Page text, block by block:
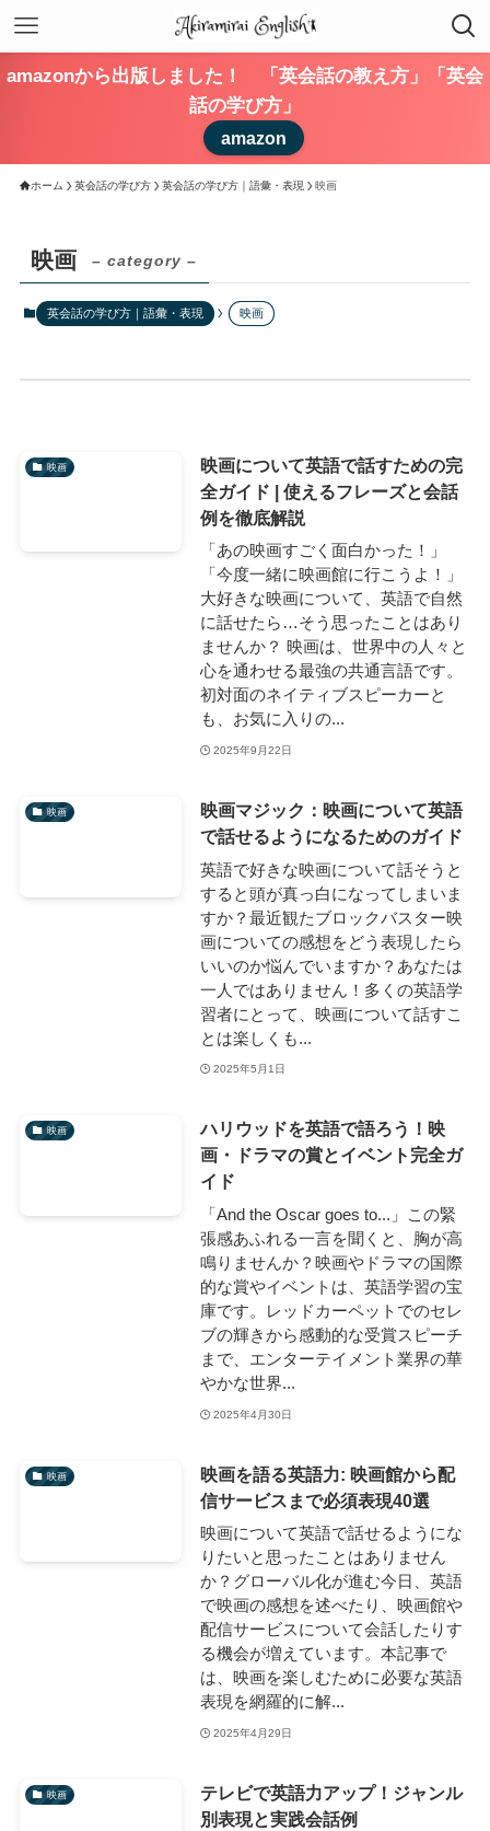
amazonから出版しました！ 「英会話の教え方」「英会
話の学び方」
amazon
ホーム 英会話の学び方 英会話の学び方｜語彙・表現 映画
映画 – category –
英会話の学び方｜語彙・表現 映画
映画
映画について英語で話すための完
全ガイド | 使えるフレーズと会話
例を徹底解説
「あの映画すごく面白かった！」
「今度一緒に映画館に行こうよ！」
大好きな映画について、英語で自然
に話せたら…そう思ったことはあり
ませんか？ 映画は、世界中の人々と
心を通わせる最強の共通言語です。
初対面のネイティブスピーカーと
も、お気に入りの...
2025年9月22日
映画
映画マジック：映画について英語
で話せるようになるためのガイド
英語で好きな映画について話そうと
すると頭が真っ白になってしまいま
すか？最近観たブロックバスター映
画についての感想をどう表現したら
いいのか悩んでいますか？あなたは
一人ではありません！多くの英語学
習者にとって、映画について話すこ
とは楽しくも...
2025年5月1日
映画
ハリウッドを英語で語ろう！映
画・ドラマの賞とイベント完全ガ
イド
「And the Oscar goes to...」この緊
張感あふれる一言を聞くと、胸が高
鳴りませんか？映画やドラマの国際
的な賞やイベントは、英語学習の宝
庫です。レッドカーペットでのセレ
ブの輝きから感動的な受賞スピーチ
まで、エンターテイメント業界の華
やかな世界...
2025年4月30日
映画
映画を語る英語力: 映画館から配
信サービスまで必須表現40選
映画について英語で話せるようにな
りたいと思ったことはありません
か？グローバル化が進む今日、英語
で映画の感想を述べたり、映画館や
配信サービスについて会話したりす
る機会が増えています。本記事で
は、映画を楽しむために必要な英語
表現を網羅的に解...
2025年4月29日
映画
テレビで英語力アップ！ジャンル
別表現と実践会話例